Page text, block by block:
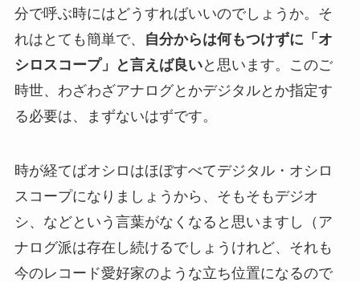
分で呼ぶ時にはどうすればいいのでしょうか。そ
れはとても簡単で、
自分からは何もつけずに「オ
シロスコープ」と言えば良いと思います。このご
時世、わざわざアナログとかデジタルとか指定す
る必要は、まずないはずです。
時が経てばオシロはほぼすべてデジタル・オシロ
スコープになりましょうから、そもそもデジオ
シ、などという言葉がなくなると思いますし（ア
ナログ派は存在し続けるでしょうけれど、それも
今のレコード愛好家のような立ち位置になるので